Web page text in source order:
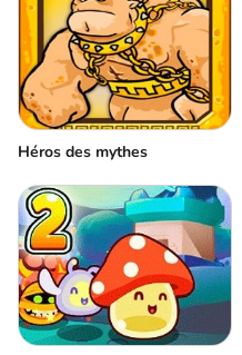
Héros des mythes